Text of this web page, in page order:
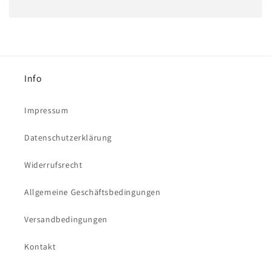
Info
Impressum
Datenschutzerklärung
Widerrufsrecht
Allgemeine Geschäftsbedingungen
Versandbedingungen
Kontakt